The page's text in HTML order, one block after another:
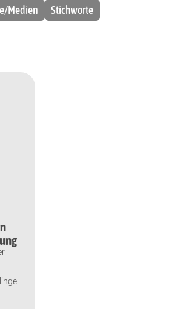
Medien
Stichworte